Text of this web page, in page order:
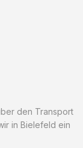
den Transport
in Bielefeld ein